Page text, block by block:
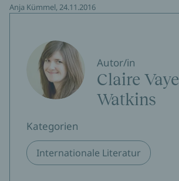
Anja Kümmel, 24.11.2016
Autor/in
Claire Vaye
Watkins
Kategorien
Internationale Literatur